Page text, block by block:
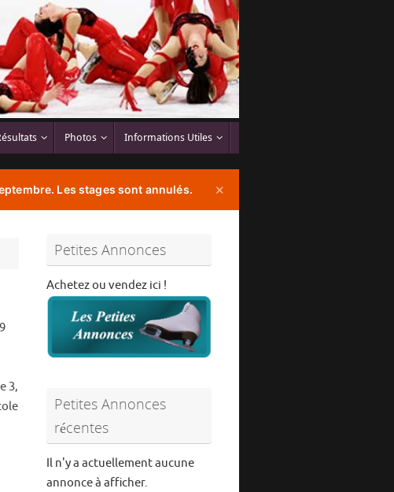
Photos Informations Utiles
Les stages sont annulés. ✕
3,
Petites Annonces
Achetez ou vendez ici !
Petites Annonces
récentes
Il n'y a actuellement aucune
annonce à afficher.